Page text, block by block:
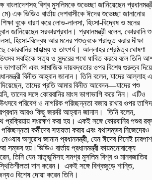
বিশ্ব মুসলিমকে শুভেচ্ছা জানিয়েছেন
এক ভিডিও বার্তায় দেশবাসীকে ঈদের শুভেচ্ছা জানানোর
বুকে ধারণ করে লোভ-লালসা, হিংসা-বিদ্বেষ ও মনের
জানিয়েছেন সরকারপ্রধান। প্রধানমন্ত্রী বলেন, কোরবানি
হিংসা-বিদ্বেষ আর মনের পশুত্বকে পরাভূত করার দীক্ষা
কোরবানির মাহাত্ম্য ও তাৎপর্য। আল্লাহর শ্রেষ্ঠত্ব ঘোষণা
সবাইকে সত্য ও সুন্দরের পথে ধাবিত করবে বলে তিনি
এবং সামাজিক দায়বদ্ধতার ওপর বিশেষ গুরুত্ব দিয়ে
বিনীত আহ্বান জানান। তিনি বলেন, যাদের আল্লাহ এ
দিয়েছেন, তাদের প্রতি আমার বিনীত আবেদন—যাদের পশু
তাদের সঙ্গে কোরবানির মাংস ভাগাভাগি করে নিন। এটিও
পরিবেশ ও নাগরিক পরিচ্ছন্নতা বজায় রাখার ওপর তাগিদ
আরও কিছু জরুরি আহ্বান জানান। তিনি বলেন,
প্রক্রিয়ায় সংরক্ষণ করা হয়। একই সঙ্গে কোরবানির পশুর
কর্মীদের সহায়তা করার এবং যথাসম্ভব নিজেদেরও
অনুরোধ জানান প্রধানমন্ত্রী, যেন ঈদের দিনেই চারপাশ
সম্ভব হয়।ভিডিও বার্তায় প্রধানমন্ত্রী কায়মনোবাক্যে
তিনি যেন মাতৃভূমিসহ সমগ্র মুসলিম বিশ্ব ও মানবজাতির
দান করেন। একই সঙ্গে বিশ্বজুড়ে শান্তি,
বিশেষ দোয়া করেন তিনি।